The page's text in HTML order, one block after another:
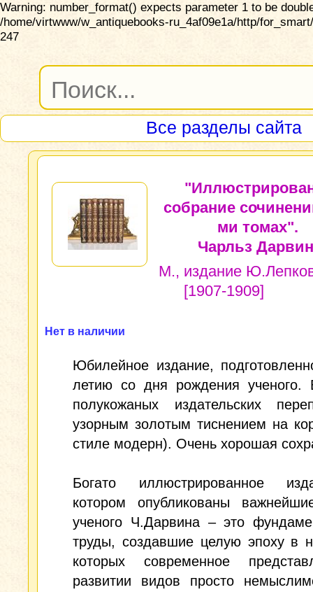
Warning: number_format() expects parameter 1 to be
/home/virtwww/w_antiquebooks-ru_4af09e1a/http/
247
Все разделы сайта
собрание
ми томах".
Чарльз
М., издание
[1907-1909]
Нет в наличии
Юбилейное издание,
летию со дня рождения ученого.
полукожаных издательских
узорным золотым тиснением на
стиле модерн). Очень хорошая
Богато иллюстрированное
котором опубликованы
ученого Ч.Дарвина – это
труды, создавшие целую эпоху в
которых современное
развитии видов просто